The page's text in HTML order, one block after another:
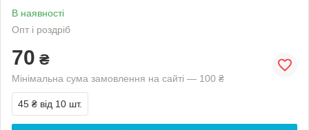
В наявності
Опт і роздріб
70 ₴
Мінімальна сума замовлення на сайті — 100 ₴
45 ₴ від 10 шт.